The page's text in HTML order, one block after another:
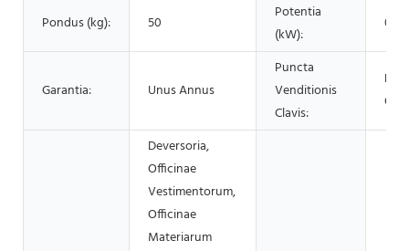
Pondus (kg): 50
Potentia
(kW):
0.5
Garantia: Unus Annus
Puncta
Venditionis
Clavis:
Deversoria,
Officinae
Vestimentorum,
Officinae
Materiarum